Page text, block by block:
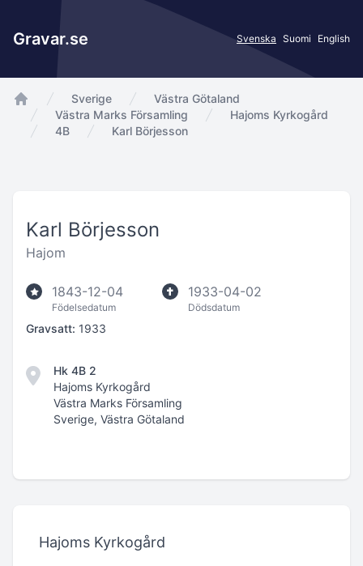
Gravar.se Svenska Suomi English
app.Start
Sverige
Västra Götaland
Västra Marks Församling
Hajoms Kyrkogård
4B
Karl Börjesson
Karl Börjesson
Hajom
1843-12-04
Födelsedatum
1933-04-02
Dödsdatum
Gravsatt: 1933
Hk 4B 2
Hajoms Kyrkogård
Västra Marks Församling
Sverige, Västra Götaland
Hajoms Kyrkogård